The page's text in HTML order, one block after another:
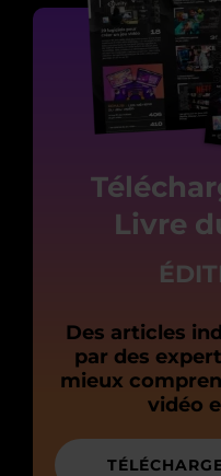
Livre
Des articles
par des
mieux
vidéo